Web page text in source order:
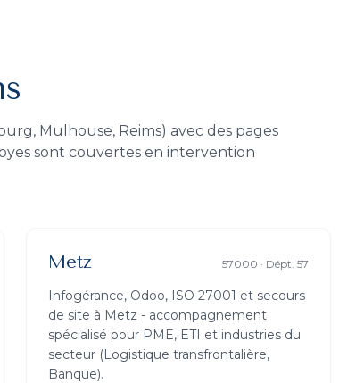
Mulhouse, Reims) avec des pages
sont couvertes en intervention
Metz 57000 · Dépt. 57
Infogérance, Odoo, ISO 27001 et secours
de site à Metz - accompagnement
spécialisé pour PME, ETI et industries du
secteur (Logistique transfrontalière,
Banque).